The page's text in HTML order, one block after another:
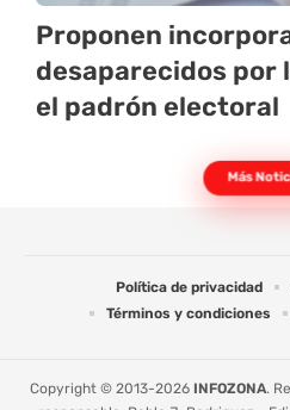
Proponen
desaparecidos por
el padrón electoral
Más
Política de privacidad
Términos y condiciones
Copyright © 2013-2026 INFOZONA.